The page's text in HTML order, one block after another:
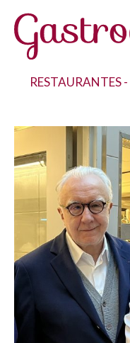
RESTAURANTES-